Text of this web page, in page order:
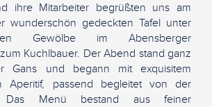
ihre Mitarbeiter begrüßten uns am
wunderschön gedeckten Tafel unter
Gewölbe im Abensberger
Kuchlbauer. Der Abend stand ganz
Gans und begann mit exquisitem
Aperitif, passend begleitet von der
Das Menü bestand aus feiner